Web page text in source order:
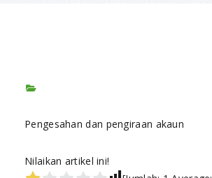
Pengesahan dan pengiraan akaun
Nilaikan artikel ini!